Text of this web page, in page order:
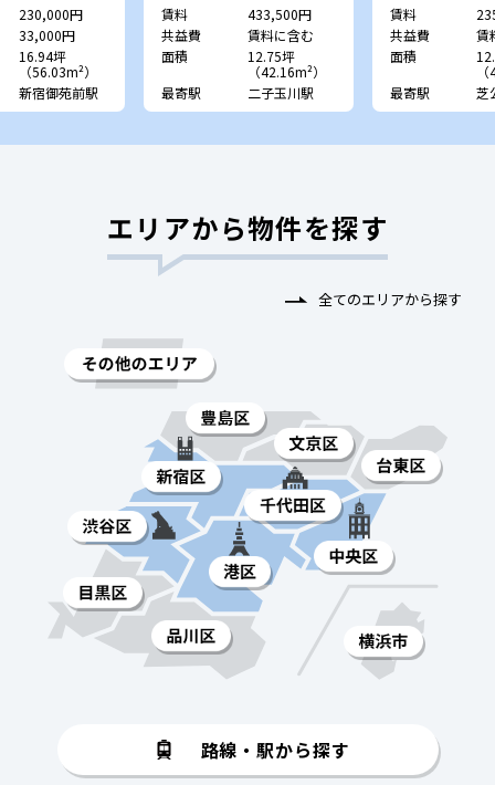
230,000円
33,000円
16.94坪
（56.03m²）
新宿御苑前駅
賃料
433,500円
共益費
賃料に含む
面積
12.75坪
（42.16m²）
最寄駅
二子玉川駅
賃料
共益費
賃
面積
最寄駅
芝
エリアから物件を探す
全てのエリアから探す
路線・駅から探す